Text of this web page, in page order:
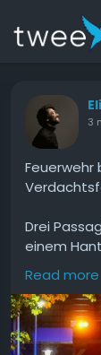
3
Drei
einem
darunter
Düsseldorf
Read more